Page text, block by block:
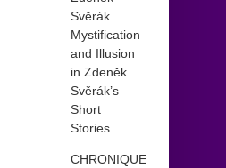
Svĕrák
Mystification
and Illusion
in Zdeněk
Svěrák’s
Short
Stories
CHRONIQUE